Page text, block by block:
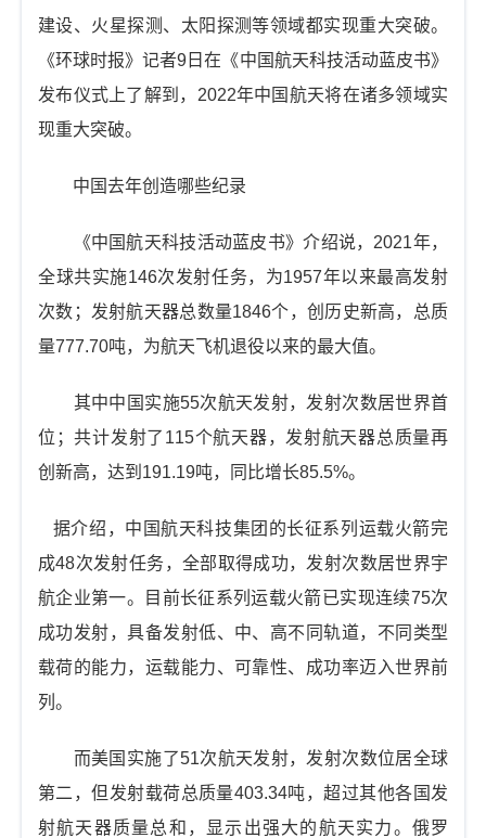
建设、火星探测、太阳探测等领域都实现重大突破。
《环球时报》记者9日在《中国航天科技活动蓝皮书》
发布仪式上了解到，2022年中国航天将在诸多领域实
现重大突破。
中国去年创造哪些纪录
《中国航天科技活动蓝皮书》介绍说，2021年，
全球共实施146次发射任务，为1957年以来最高发射
次数；发射航天器总数量1846个，创历史新高，总质
量777.70吨，为航天飞机退役以来的最大值。
其中中国实施55次航天发射，发射次数居世界首
位；共计发射了115个航天器，发射航天器总质量再
创新高，达到191.19吨，同比增长85.5%。
据介绍，中国航天科技集团的长征系列运载火箭完
成48次发射任务，全部取得成功，发射次数居世界宇
航企业第一。目前长征系列运载火箭已实现连续75次
成功发射，具备发射低、中、高不同轨道，不同类型
载荷的能力，运载能力、可靠性、成功率迈入世界前
列。
而美国实施了51次航天发射，发射次数位居全球
第二，但发射载荷总质量403.34吨，超过其他各国发
射航天器质量总和，显示出强大的航天实力。俄罗